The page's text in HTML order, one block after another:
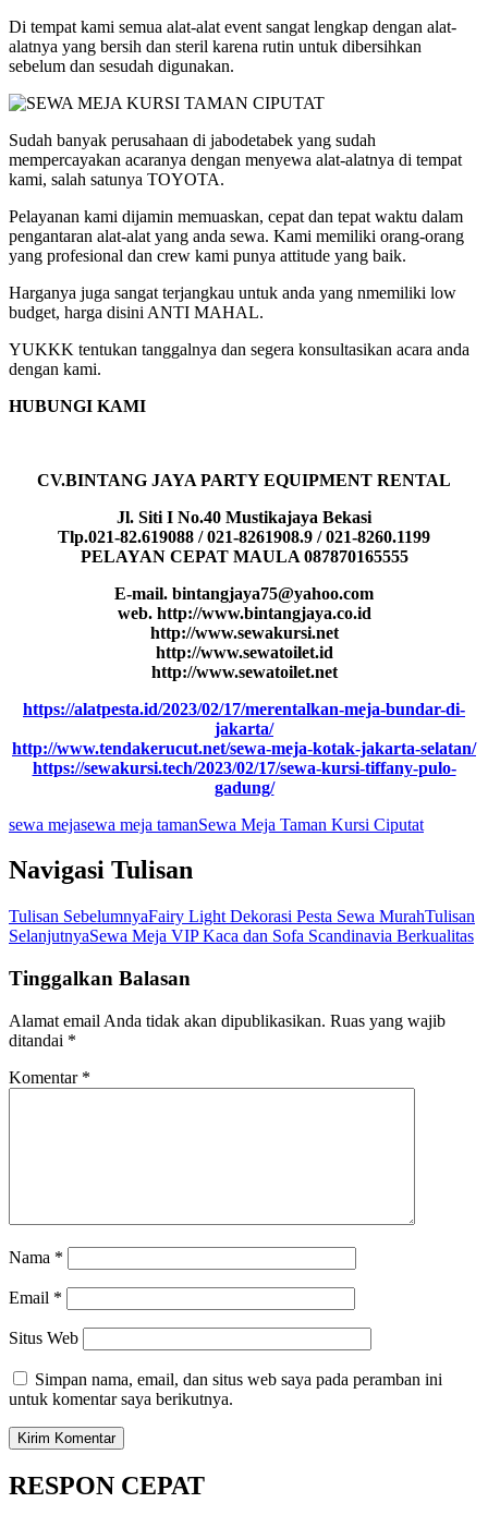
Di tempat kami semua alat-alat event sangat lengkap dengan alat-
alatnya yang bersih dan steril karena rutin untuk dibersihkan
sebelum dan sesudah digunakan.
Sudah banyak perusahaan di jabodetabek yang sudah
mempercayakan acaranya dengan menyewa alat-alatnya di tempat
kami, salah satunya TOYOTA.
Pelayanan kami dijamin memuaskan, cepat dan tepat waktu dalam
pengantaran alat-alat yang anda sewa. Kami memiliki orang-orang
yang profesional dan crew kami punya attitude yang baik.
Harganya juga sangat terjangkau untuk anda yang nmemiliki low
budget, harga disini ANTI MAHAL.
YUKKK tentukan tanggalnya dan segera konsultasikan acara anda
dengan kami.
HUBUNGI KAMI
CV.BINTANG JAYA PARTY EQUIPMENT RENTAL
Jl. Siti I No.40 Mustikajaya Bekasi
Tlp.021-82.619088 / 021-8261908.9 / 021-8260.1199
PELAYAN CEPAT MAULA 087870165555
E-mail. bintangjaya75@yahoo.com
web. http://www.bintangjaya.co.id
http://www.sewakursi.net
http://www.sewatoilet.id
http://www.sewatoilet.net
https://alatpesta.id/2023/02/17/merentalkan-meja-bundar-di-
jakarta/
http://www.tendakerucut.net/sewa-meja-kotak-jakarta-selatan/
https://sewakursi.tech/2023/02/17/sewa-kursi-tiffany-pulo-
gadung/
sewa mejasewa meja tamanSewa Meja Taman Kursi Ciputat
Navigasi Tulisan
Tulisan SebelumnyaFairy Light Dekorasi Pesta Sewa MurahTulisan
SelanjutnyaSewa Meja VIP Kaca dan Sofa Scandinavia Berkualitas
Tinggalkan Balasan
Alamat email Anda tidak akan dipublikasikan. Ruas yang wajib
ditandai *
Komentar *
Nama *
Email *
Situs Web
Simpan nama, email, dan situs web saya pada peramban ini
untuk komentar saya berikutnya.
RESPON CEPAT